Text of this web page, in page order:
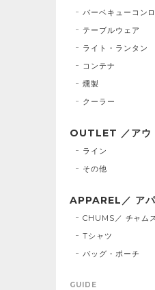
バーベキューコン
テーブルウェア
ライト・ランタン
コンテナ
燻製
クーラー
OUTLET ／アウ
ライン
その他
APPAREL／ ア
CHUMS／ チャム
Tシャツ
バッグ・ポーチ
GUIDE